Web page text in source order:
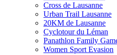
Cross de Lausanne
Urban Trail Lausanne
20KM de Lausanne
Cyclotour du Léman
Panathlon Family
Women Sport Evasion